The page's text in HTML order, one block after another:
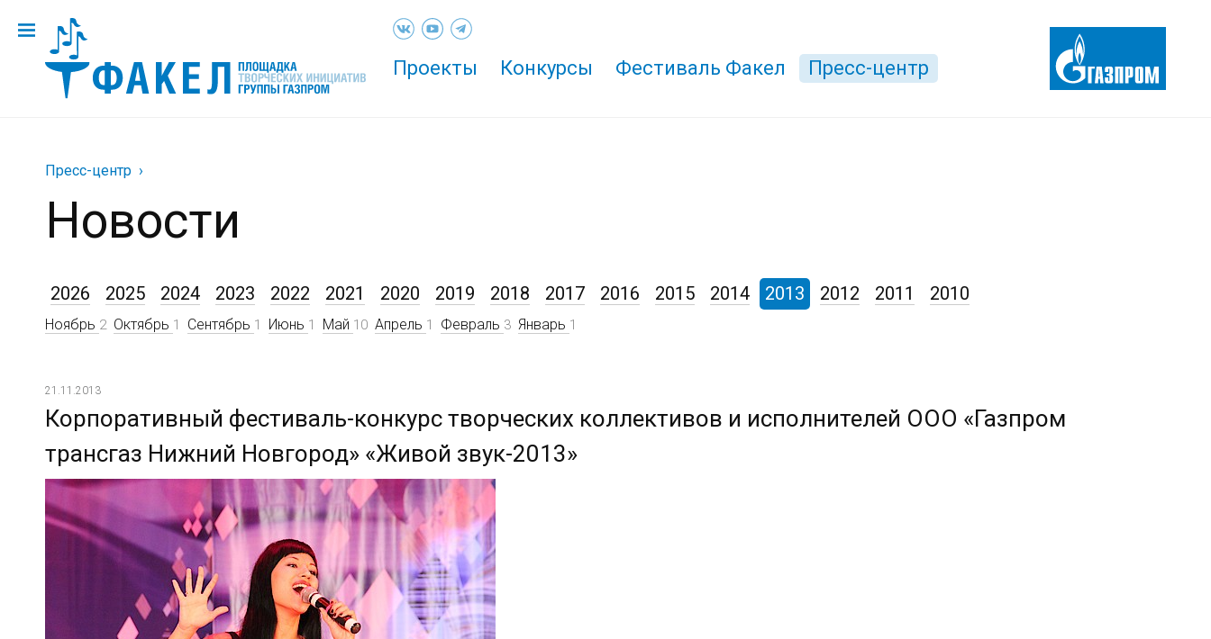
Проекты Конкурсы Фестиваль Факел Пресс-центр
Пресс-центр
Новости
2026 2025 2024 2023 2022 2021 2020 2019 2018 2017 2016 2015 2014 2013
Ноябрь 2 Октябрь 1 Сентябрь 1 Июнь 1 Май 10 Апрель 1 Февраль 3 Январь 1
2012 2011 2010
21.11.2013
Корпоративный фестиваль-конкурс творческих коллективов и исполнителей ООО «Газпром
трансгаз Нижний Новгород» «Живой звук-2013»